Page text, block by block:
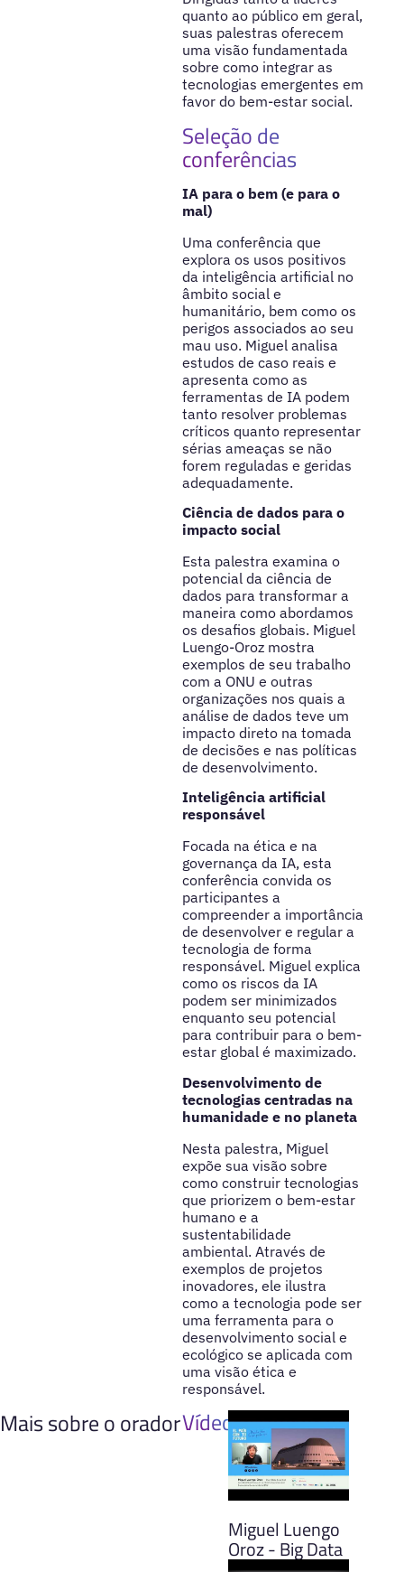
quanto ao público em geral,
suas palestras oferecem
uma visão fundamentada
sobre como integrar as
tecnologias emergentes em
favor do bem-estar social.
Seleção de
conferências
IA para o bem (e para o
mal)
Uma conferência que
explora os usos positivos
da inteligência artificial no
âmbito social e
humanitário, bem como os
perigos associados ao seu
mau uso. Miguel analisa
estudos de caso reais e
apresenta como as
ferramentas de IA podem
tanto resolver problemas
críticos quanto representar
sérias ameaças se não
forem reguladas e geridas
adequadamente.
Ciência de dados para o
impacto social
Esta palestra examina o
potencial da ciência de
dados para transformar a
maneira como abordamos
os desafios globais. Miguel
Luengo-Oroz mostra
exemplos de seu trabalho
com a ONU e outras
organizações nos quais a
análise de dados teve um
impacto direto na tomada
de decisões e nas políticas
de desenvolvimento.
Inteligência artificial
responsável
Focada na ética e na
governança da IA, esta
conferência convida os
participantes a
compreender a importância
de desenvolver e regular a
tecnologia de forma
responsável. Miguel explica
como os riscos da IA
podem ser minimizados
enquanto seu potencial
para contribuir para o bem-
estar global é maximizado.
Desenvolvimento de
tecnologias centradas na
humanidade e no planeta
Nesta palestra, Miguel
expõe sua visão sobre
como construir tecnologias
que priorizem o bem-estar
humano e a
sustentabilidade
ambiental. Através de
exemplos de projetos
inovadores, ele ilustra
como a tecnologia pode ser
uma ferramenta para o
desenvolvimento social e
ecológico se aplicada com
uma visão ética e
responsável.
Mais sobre o oradorVídeos
Miguel Luengo
Oroz - Big Data